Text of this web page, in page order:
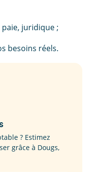
paie, juridique ;
besoins réels.
? Estimez
grâce à Dougs,